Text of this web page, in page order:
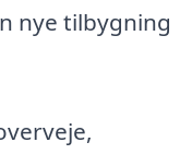
nye tilbygning